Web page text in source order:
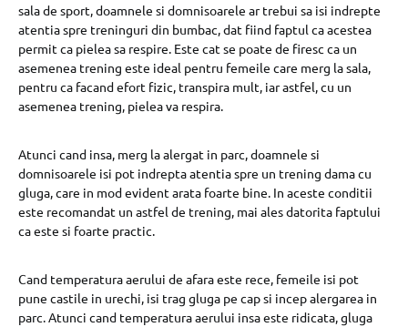
sala de sport, doamnele si domnisoarele ar trebui sa isi indrepte
atentia spre treninguri din bumbac, dat fiind faptul ca acestea
permit ca pielea sa respire. Este cat se poate de firesc ca un
asemenea trening este ideal pentru femeile care merg la sala,
pentru ca facand efort fizic, transpira mult, iar astfel, cu un
asemenea trening, pielea va respira.
Atunci cand insa, merg la alergat in parc, doamnele si
domnisoarele isi pot indrepta atentia spre un trening dama cu
gluga, care in mod evident arata foarte bine. In aceste conditii
este recomandat un astfel de trening, mai ales datorita faptului
ca este si foarte practic.
Cand temperatura aerului de afara este rece, femeile isi pot
pune castile in urechi, isi trag gluga pe cap si incep alergarea in
parc. Atunci cand temperatura aerului insa este ridicata, gluga